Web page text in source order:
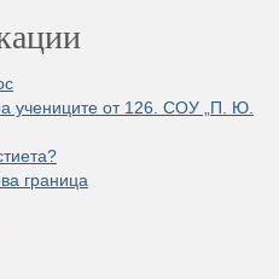
учениците от 126. СОУ „П. Ю.
граница